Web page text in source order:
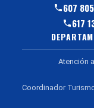
607
617
Atención
Coordinador